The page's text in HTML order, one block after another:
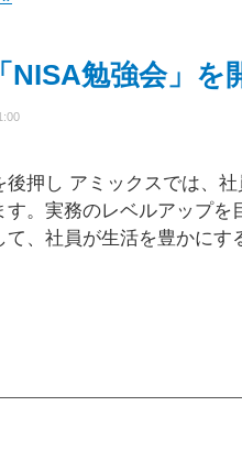
NISA勉強会」を
後押し アミックスでは、
。実務のレベルアップを
、社員が生活を豊かにす